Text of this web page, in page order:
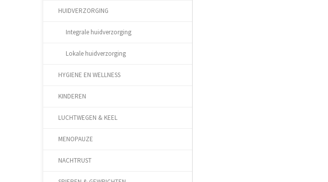
HUIDVERZORGING
Integrale huidverzorging
Lokale huidverzorging
HYGIENE EN WELLNESS
KINDEREN
LUCHTWEGEN & KEEL
MENOPAUZE
NACHTRUST